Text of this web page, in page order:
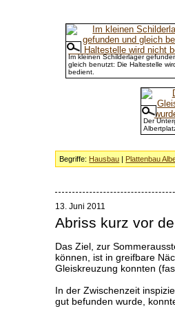
Im kleinen Schilderlager
gleich benutzt: Die Haltestelle
bedient.
Der
Begriffe: Hausbau | Plattenbau
13. Juni 2011
Abriss kurz vor
Das Ziel, zur
können, ist in greifbare
Gleiskreuzung konnten
In der Zwischenzeit
gut befunden wurde,